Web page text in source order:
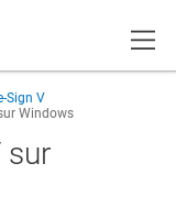
Sign V
Windows
sur